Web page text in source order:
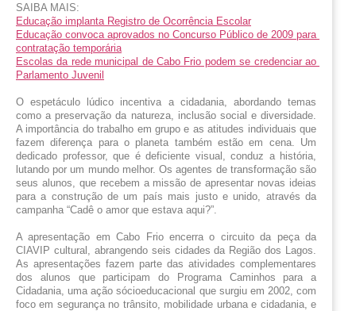
SAIBA MAIS:
Educação implanta Registro de Ocorrência Escolar
Educação convoca aprovados no Concurso Público de 2009 para
contratação temporária
Escolas da rede municipal de Cabo Frio podem se credenciar ao
Parlamento Juvenil
O espetáculo lúdico incentiva a cidadania, abordando temas
como a preservação da natureza, inclusão social e diversidade.
A importância do trabalho em grupo e as atitudes individuais que
fazem diferença para o planeta também estão em cena. Um
dedicado professor, que é deficiente visual, conduz a história,
lutando por um mundo melhor. Os agentes de transformação são
seus alunos, que recebem a missão de apresentar novas ideias
para a construção de um país mais justo e unido, através da
campanha “Cadê o amor que estava aqui?”.
A apresentação em Cabo Frio encerra o circuito da peça da
CIAVIP cultural, abrangendo seis cidades da Região dos Lagos.
As apresentações fazem parte das atividades complementares
dos alunos que participam do Programa Caminhos para a
Cidadania, uma ação sócioeducacional que surgiu em 2002, com
foco em segurança no trânsito, mobilidade urbana e cidadania, e